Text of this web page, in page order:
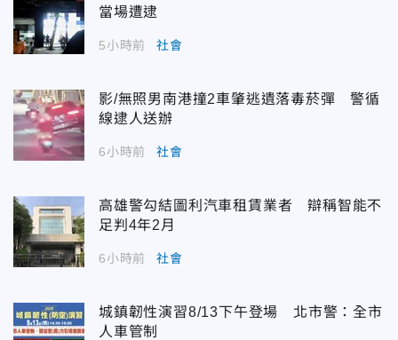
當場遭逮
5小時前 社會
影/無照男南港撞2車肇逃遺落毒菸彈 警循
線逮人送辦
6小時前 社會
高雄警勾結圖利汽車租賃業者 辯稱智能不
足判4年2月
6小時前 社會
城鎮韌性演習8/13下午登場 北市警：全市
人車管制